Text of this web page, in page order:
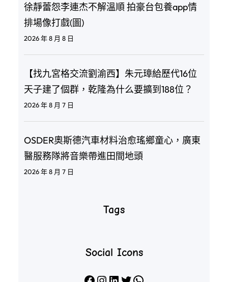
徐靜蕾怨李連杰不解溫順 拍豪台包養app情
排場像打戲(圖)
2026 年 8 月 8 日
【找九宮格交流劉渝西】朱元璋給歷代16位
天子建了個群，乾隆為什么要擴到188位？
2026 年 8 月 7 日
OSDER奧斯德汽車材料治愈瑤鄉童心，廣東
醫服務隊將音樂帶進田間地頭
2026 年 8 月 7 日
Tags
Social Icons